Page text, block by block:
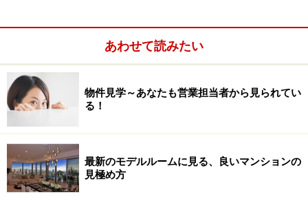
2003年以降、上昇基調にある新築分譲マンションの分譲
あわせて読みたい
物件見学～あなたも営業担当者から見られてい
る！
最新のモデルルームに見る、良いマンションの
見極め方